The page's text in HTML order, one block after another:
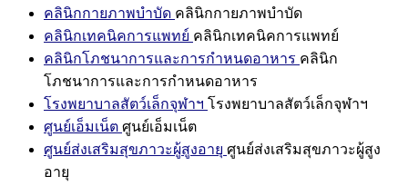
คลินิกกายภาพบำบัด คลินิกกายภาพบำบัด
คลินิกเทคนิคการแพทย์ คลินิกเทคนิคการแพทย์
คลินิกโภชนาการและการกำหนดอาหาร คลินิก
โภชนาการและการกำหนดอาหาร
โรงพยาบาลสัตว์เล็กจุฬาฯ โรงพยาบาลสัตว์เล็กจุฬาฯ
ศูนย์เอ็มเน็ต ศูนย์เอ็มเน็ต
ศูนย์ส่งเสริมสุขภาวะผู้สูงอายุ ศูนย์ส่งเสริมสุขภาวะผู้สูง
อายุ